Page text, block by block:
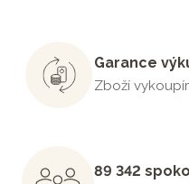
Garance
Zboží
89 342